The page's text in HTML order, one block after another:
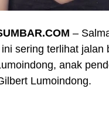
–
sering terlihat jalan
anak
Lumoindong.